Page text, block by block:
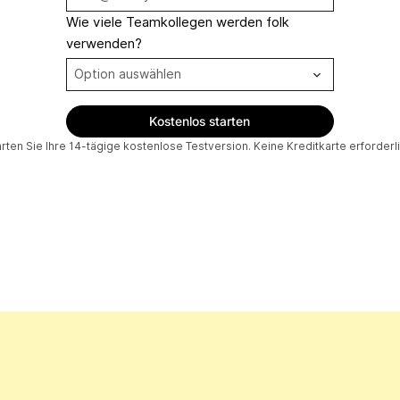
Wie viele Teamkollegen werden folk
verwenden?
Sie Ihre 14-tägige kostenlose Testversion. Keine Kreditkarte